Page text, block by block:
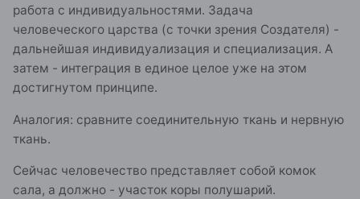
работа с индивидуальностями. Задача
человеческого царства (с точки зрения Создателя) -
дальнейшая индивидуализация и специализация. А
затем - интеграция в единое целое уже на этом
достигнутом принципе.
Аналогия: сравните соединительную ткань и нервную
ткань.
Сейчас человечество представляет собой комок
сала, а должно - участок коры полушарий.